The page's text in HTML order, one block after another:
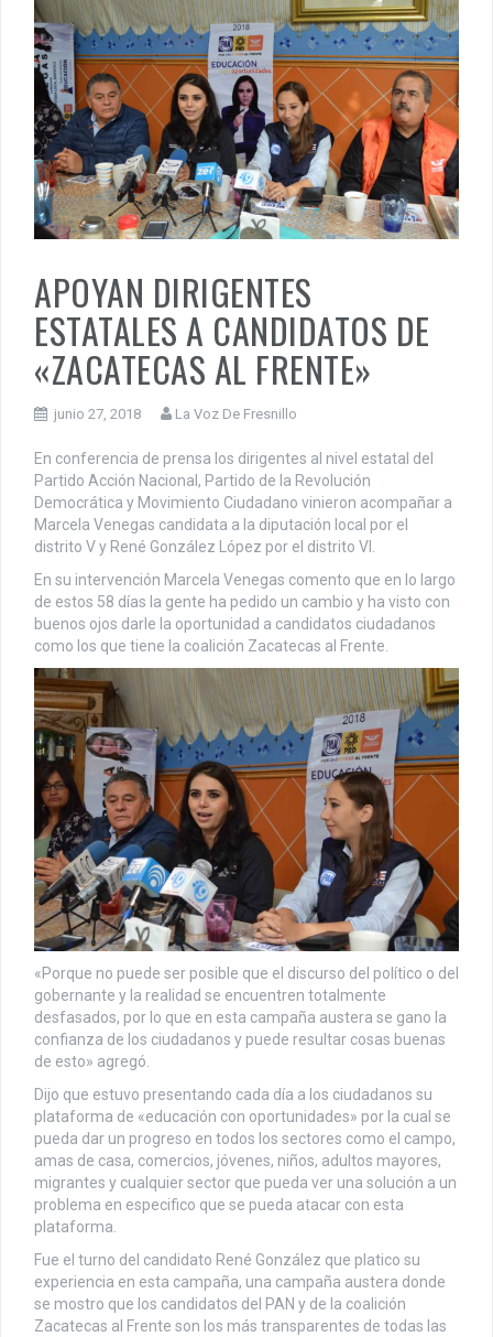
APOYAN DIRIGENTES
ESTATALES A CANDIDATOS DE
«ZACATECAS AL FRENTE»
junio 27, 2018 La Voz De Fresnillo
En conferencia de prensa los dirigentes al nivel estatal del
Partido Acción Nacional, Partido de la Revolución
Democrática y Movimiento Ciudadano vinieron acompañar a
Marcela Venegas candidata a la diputación local por el
distrito V y René González López por el distrito VI.
En su intervención Marcela Venegas comento que en lo largo
de estos 58 días la gente ha pedido un cambio y ha visto con
buenos ojos darle la oportunidad a candidatos ciudadanos
como los que tiene la coalición Zacatecas al Frente.
«Porque no puede ser posible que el discurso del político o del
gobernante y la realidad se encuentren totalmente
desfasados, por lo que en esta campaña austera se gano la
confianza de los ciudadanos y puede resultar cosas buenas
de esto» agregó.
Dijo que estuvo presentando cada día a los ciudadanos su
plataforma de «educación con oportunidades» por la cual se
pueda dar un progreso en todos los sectores como el campo,
amas de casa, comercios, jóvenes, niños, adultos mayores,
migrantes y cualquier sector que pueda ver una solución a un
problema en especifico que se pueda atacar con esta
plataforma.
Fue el turno del candidato René González que platico su
experiencia en esta campaña, una campaña austera donde
se mostro que los candidatos del PAN y de la coalición
Zacatecas al Frente son los más transparentes de todas las